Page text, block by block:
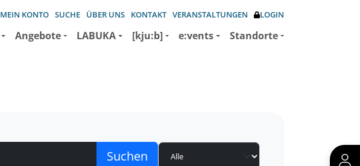
MEIN KONTO SUCHE ÜBER UNS KONTAKT VERANSTALTUNGEN LOGIN
Angebote LABUKA [kju:b] e:vents Standorte